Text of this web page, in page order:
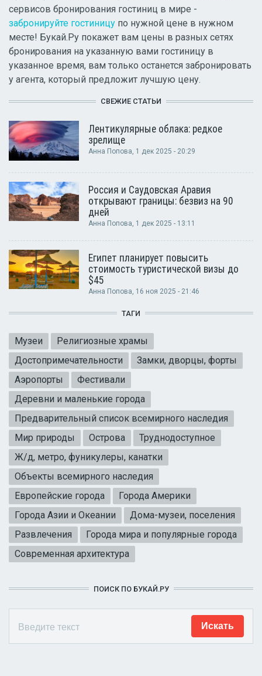
сервисов бронирования гостиниц в мире -
забронируйте гостиницу по нужной цене в нужном
месте! Букай.Ру покажет вам цены в разных сетях
бронирования на указанную вами гостиницу в
указанное время, вам только останется забронировать
у агента, который предложит лучшую цену.
СВЕЖИЕ СТАТЬИ
Лентикулярные облака: редкое
зрелище
Анна Попова, 1 дек 2025 - 20:29
Россия и Саудовская Аравия
открывают границы: безвиз на 90
дней
Анна Попова, 1 дек 2025 - 13:11
Египет планирует повысить
стоимость туристической визы до
$45
Анна Попова, 16 ноя 2025 - 21:46
ТАГИ
Музеи
Религиозные храмы
Достопримечательности
Замки, дворцы, форты
Аэропорты
Фестивали
Деревни и маленькие города
Предварительный список всемирного наследия
Мир природы
Острова
Труднодоступное
Ж/д, метро, фуникулеры, канатки
Объекты всемирного наследия
Европейские города
Города Америки
Города Азии и Океании
Дома-музеи, поселения
Развлечения
Города мира и популярные города
Современная архитектура
ПОИСК ПО БУКАЙ.РУ